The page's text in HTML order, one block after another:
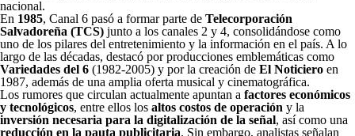
nacional.
En 1985, Canal 6 pasó a formar parte de Telecorporación
Salvadoreña (TCS) junto a los canales 2 y 4, consolidándose como
uno de los pilares del entretenimiento y la información en el país. A lo
largo de las décadas, destacó por producciones emblemáticas como
Variedades del 6 (1982-2005) y por la creación de El Noticiero en
1987, además de una amplia oferta musical y cinematográfica.
Los rumores que circulan actualmente apuntan a factores económicos
y tecnológicos, entre ellos los altos costos de operación y la
inversión necesaria para la digitalización de la señal, así como una
reducción en la pauta publicitaria. Sin embargo, analistas señalan